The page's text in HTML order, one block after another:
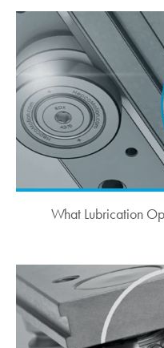
What Lubrication